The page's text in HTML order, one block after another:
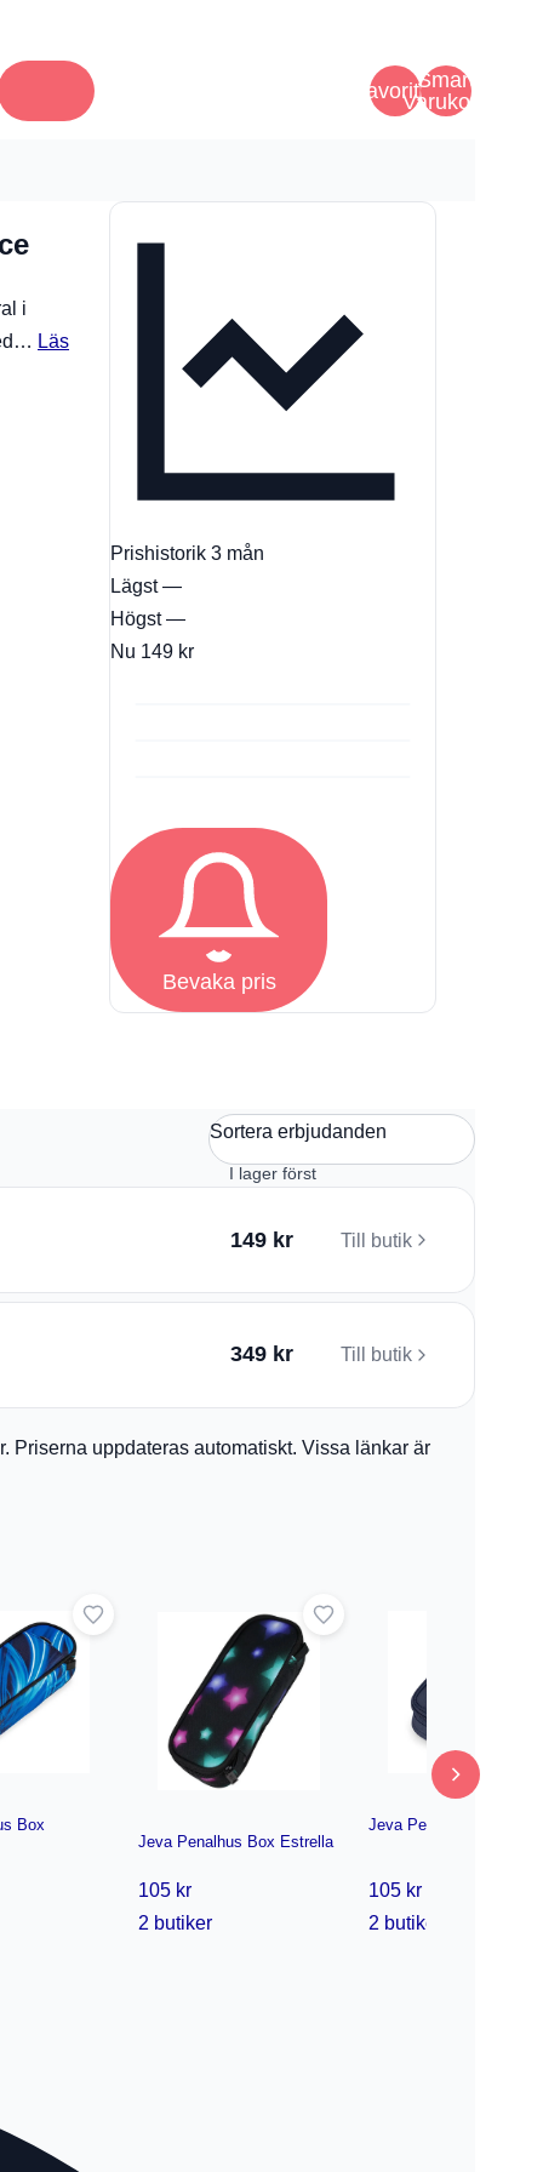
FavoriterSmart
Varukorg
i
Läs
Prishistorik 3 mån
Lägst —
Högst —
Nu 149 kr
Bevaka pris
Sortera erbjudanden
149 kr Till butik
349 kr Till butik
Priserna uppdateras automatiskt. Vissa länkar är
Box
Jeva Penalhus Box Estrella
105 kr
2 butiker
Jeva Penalhus Indigo
105 kr
2 butiker